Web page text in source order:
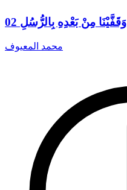
وَقَفَّيْنَا مِنْ بَعْدِهِ بِالرُّسُلِ
محمد المعيوف